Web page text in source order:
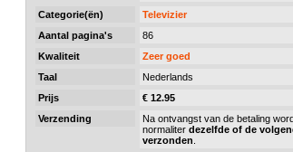
Categorie(ën)
Televizier
Aantal pagina's
86
Kwaliteit
Zeer goed
Taal
Nederlands
Prijs
€ 12.95
Verzending
Na ontvangst van de betaling
normaliter dezelfde of de
verzonden